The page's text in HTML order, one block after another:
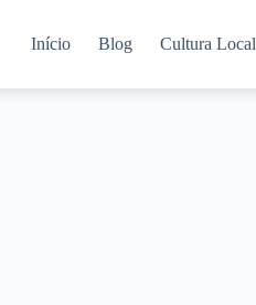
Início Blog Cultura Local